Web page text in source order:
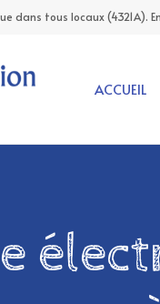
dans tous locaux (4321A).
ACCUEIL